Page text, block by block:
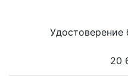
Удостоверение
20